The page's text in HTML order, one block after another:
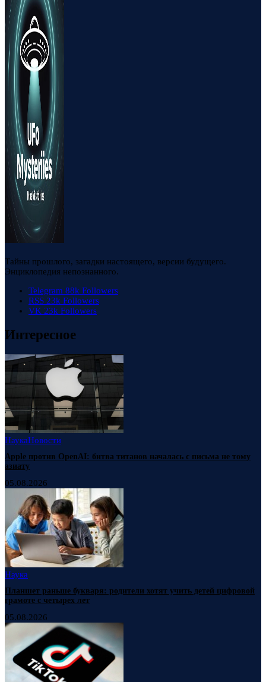
Тайны прошлого, загадки настоящего, версии будущего.
Энциклопедия непознанного.
Telegram 88k Followers
RSS 23k Followers
VK 23k Followers
Интересное
НаукаНовости
Apple против OpenAI: битва титанов началась с письма не тому
азиату
05.08.2026
Наука
Планшет раньше букваря: родители хотят учить детей цифровой
грамоте с четырех лет
05.08.2026